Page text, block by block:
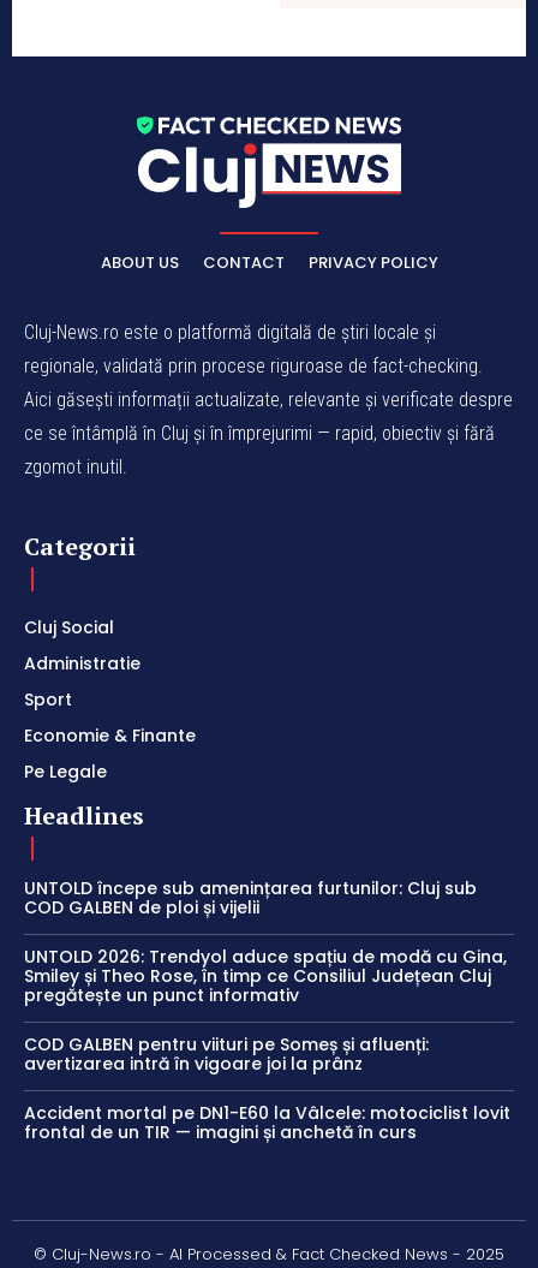
ABOUT US CONTACT PRIVACY POLICY
Cluj-News.ro este o platformă digitală de știri locale și
regionale, validată prin procese riguroase de fact-checking.
Aici găsești informații actualizate, relevante și verificate despre
ce se întâmplă în Cluj și în împrejurimi — rapid, obiectiv și fără
zgomot inutil.
Categorii
Cluj Social
Administratie
Sport
Economie & Finante
Pe Legale
Headlines
UNTOLD începe sub amenințarea furtunilor: Cluj sub
COD GALBEN de ploi și vijelii
UNTOLD 2026: Trendyol aduce spațiu de modă cu Gina,
Smiley și Theo Rose, în timp ce Consiliul Județean Cluj
pregătește un punct informativ
COD GALBEN pentru viituri pe Someș și afluenți:
avertizarea intră în vigoare joi la prânz
Accident mortal pe DN1-E60 la Vâlcele: motociclist lovit
frontal de un TIR — imagini și anchetă în curs
© Cluj-News.ro - AI Processed & Fact Checked News - 2025